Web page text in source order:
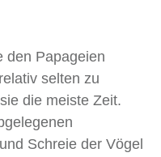
den Papageien
selten zu
die meiste Zeit.
Schreie der Vögel